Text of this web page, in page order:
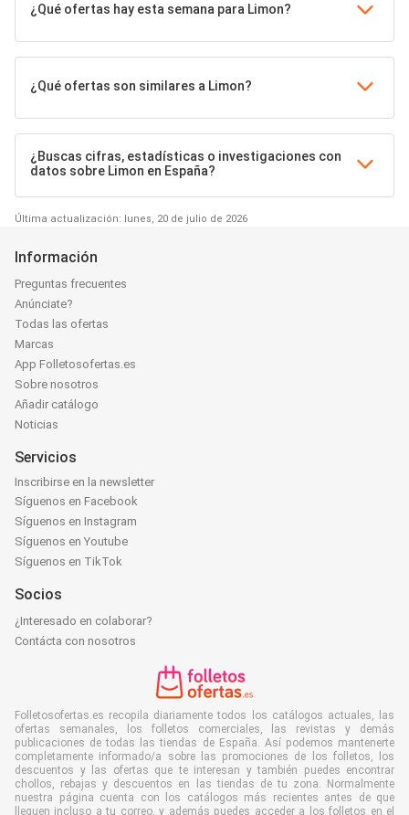
¿Qué ofertas hay esta semana para Limon?
¿Qué ofertas son similares a Limon?
¿Buscas cifras, estadísticas o investigaciones con
datos sobre Limon en España?
Última actualización: lunes, 20 de julio de 2026
Información
Preguntas frecuentes
Anúnciate?
Todas las ofertas
Marcas
App Folletosofertas.es
Sobre nosotros
Añadir catálogo
Noticias
Servicios
Inscribirse en la newsletter
Síguenos en Facebook
Síguenos en Instagram
Síguenos en Youtube
Síguenos en TikTok
Socios
¿Interesado en colaborar?
Contácta con nosotros
Folletosofertas.es recopila diariamente todos los catálogos actuales, las
ofertas semanales, los folletos comerciales, las revistas y demás
publicaciones de todas las tiendas de España. Así podemos mantenerte
completamente informado/a sobre las promociones de los folletos, los
descuentos y las ofertas que te interesan y también puedes encontrar
chollos, rebajas y descuentos en las tiendas de tu zona. Normalmente
nuestra página cuenta con los catálogos más recientes antes de que
lleguen incluso a tu correo, y además puedes acceder a los folletos en el